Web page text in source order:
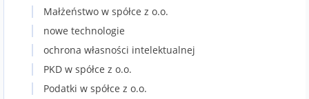
Małżeństwo w spółce z o.o.
nowe technologie
ochrona własności intelektualnej
PKD w spółce z o.o.
Podatki w spółce z o.o.